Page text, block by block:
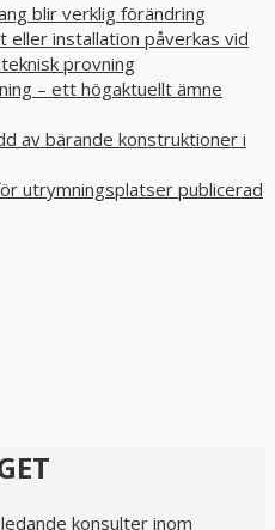
blir verklig förändring
eller installation påverkas vid
provning
– ett högaktuellt ämne
av bärande konstruktioner i
utrymningsplatser publicerad
konsulter inom